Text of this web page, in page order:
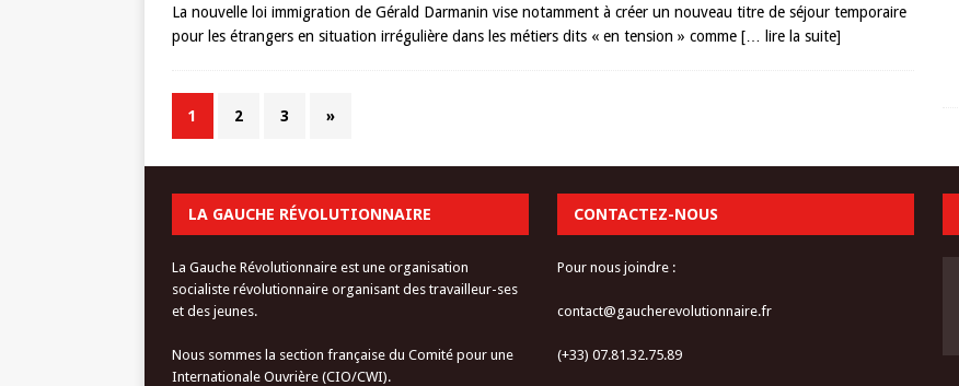
La nouvelle loi immigration de Gérald Darmanin vise notamment à créer un nouveau titre de séjour temporaire
pour les étrangers en situation irrégulière dans les métiers dits « en tension » comme [… lire la suite]
1 2 3 »
LA GAUCHE RÉVOLUTIONNAIRE
La Gauche Révolutionnaire est une organisation
socialiste révolutionnaire organisant des travailleur-ses
et des jeunes.
Nous sommes la section française du Comité pour une
Internationale Ouvrière (CIO/CWI).
CONTACTEZ-NOUS
Pour nous joindre :
contact@gaucherevolutionnaire.fr
(+33) 07.81.32.75.89